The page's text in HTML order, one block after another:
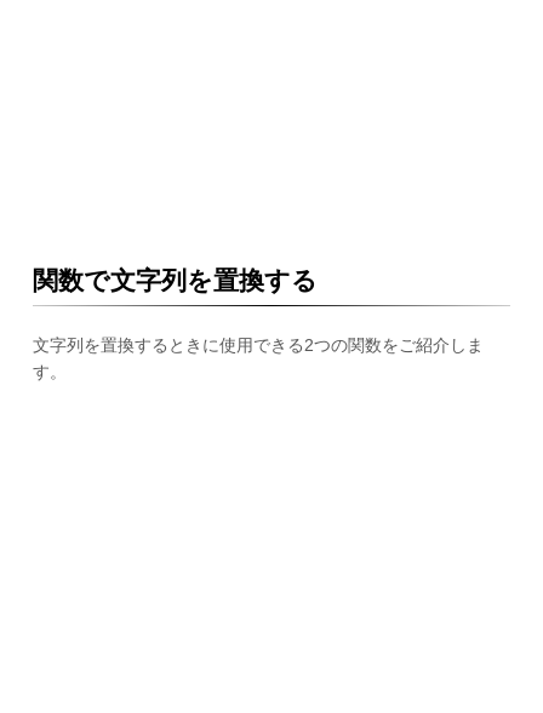
関数で文字列を置換する
文字列を置換するときに使用できる2つの関数をご紹介しま
す。